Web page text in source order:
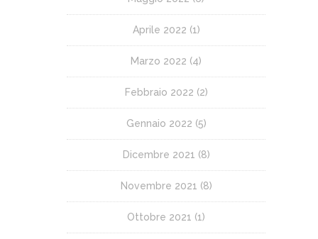
Aprile 2022 (1)
Marzo 2022 (4)
Febbraio 2022 (2)
Gennaio 2022 (5)
Dicembre 2021 (8)
Novembre 2021 (8)
Ottobre 2021 (1)